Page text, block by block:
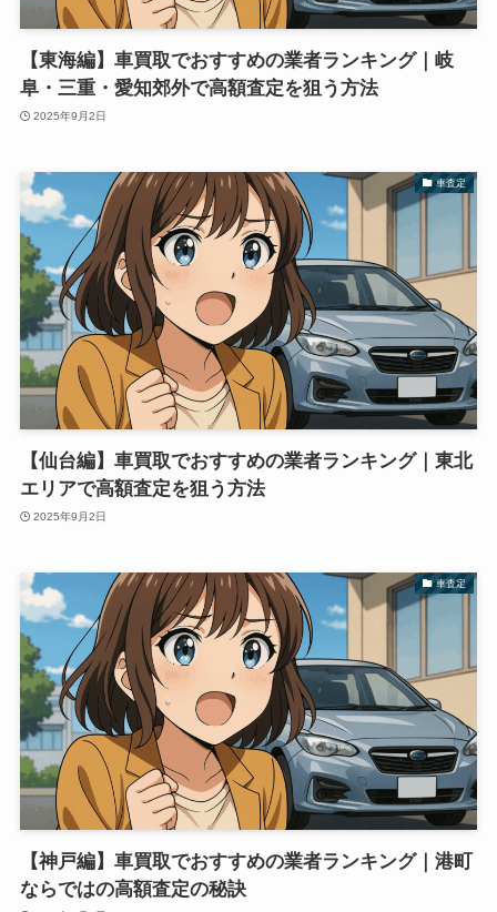
【東海編】車買取でおすすめの業者ランキング｜岐
阜・三重・愛知郊外で高額査定を狙う方法
2025年9月2日
車査定
【仙台編】車買取でおすすめの業者ランキング｜東北
エリアで高額査定を狙う方法
2025年9月2日
車査定
【神戸編】車買取でおすすめの業者ランキング｜港町
ならではの高額査定の秘訣